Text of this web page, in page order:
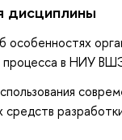
дисциплины
особенностях
процесса в НИУ
средств